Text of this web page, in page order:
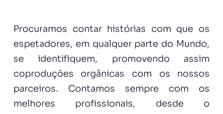
Procuramos contar histórias com que os
espetadores, em qualquer parte do Mundo,
se identifiquem, promovendo assim
coproduções orgânicas com os nossos
parceiros. Contamos sempre com os
melhores profissionais, desde o